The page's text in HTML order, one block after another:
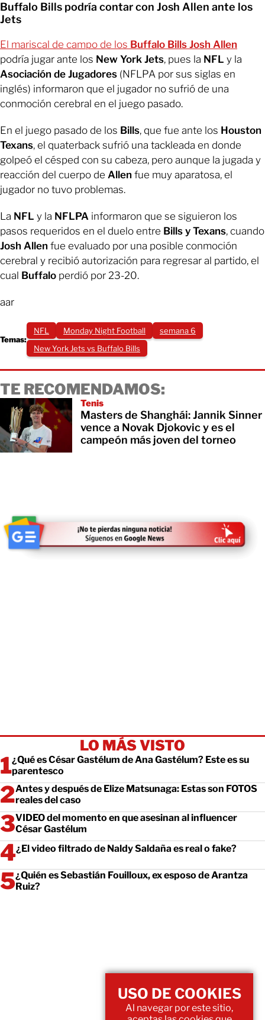
Buffalo Bills podría contar con Josh Allen ante los
Jets
El mariscal de campo de los Buffalo Bills Josh Allen
podría jugar ante los New York Jets, pues la NFL y la
Asociación de Jugadores (NFLPA por sus siglas en
inglés) informaron que el jugador no sufrió de una
conmoción cerebral en el juego pasado.
En el juego pasado de los Bills, que fue ante los Houston
Texans, el quaterback sufrió una tackleada en donde
golpeó el césped con su cabeza, pero aunque la jugada y
reacción del cuerpo de Allen fue muy aparatosa, el
jugador no tuvo problemas.
La NFL y la NFLPA informaron que se siguieron los
pasos requeridos en el duelo entre Bills y Texans, cuando
Josh Allen fue evaluado por una posible conmoción
cerebral y recibió autorización para regresar al partido, el
cual Buffalo perdió por 23-20.
aar
Temas:
NFL Monday Night Football
semana 6
New York Jets vs Buffalo Bills
TE RECOMENDAMOS:
Tenis
Masters de Shanghái: Jannik Sinner
vence a Novak Djokovic y es el
campeón más joven del torneo
LO MÁS VISTO
¿Qué es César Gastélum de Ana Gastélum? Este es su
parentesco
Antes y después de Elize Matsunaga: Estas son FOTOS
reales del caso
VIDEO del momento en que asesinan al influencer
César Gastélum
¿El video filtrado de Naldy Saldaña es real o fake?
¿Quién es Sebastián Fouilloux, ex esposo de Arantza
Ruiz?
USO DE COOKIES
Al navegar por este sitio,